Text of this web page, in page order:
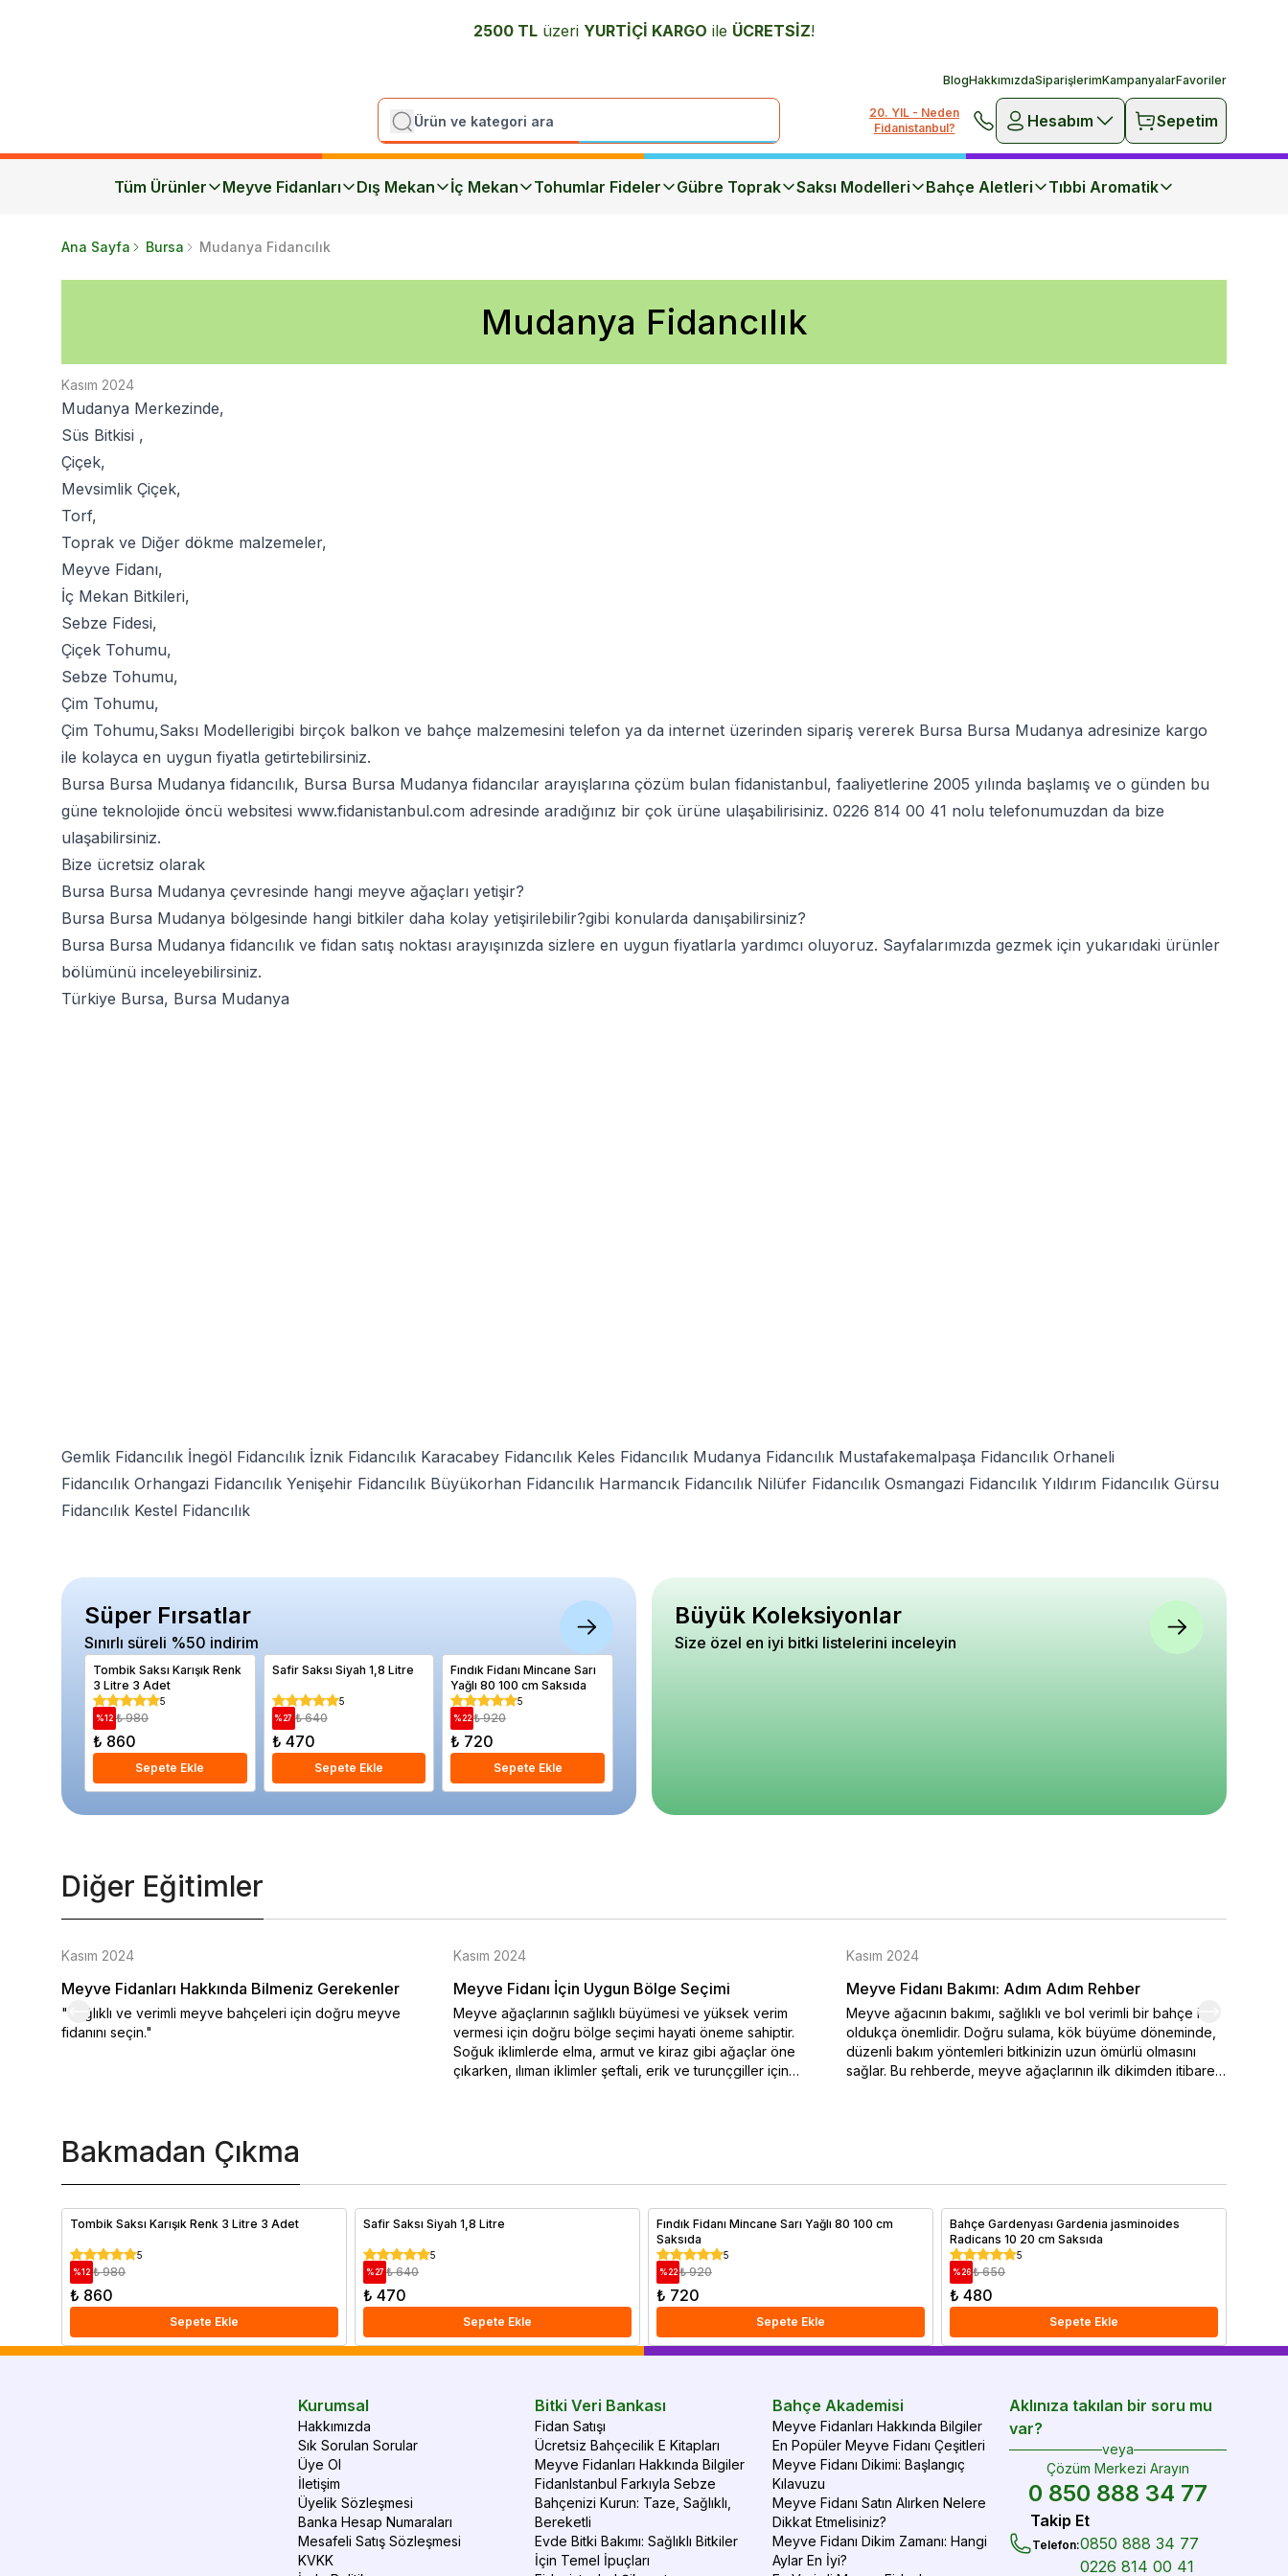
2500 TL üzeri YURTİÇİ KARGO ile ÜCRETSİZ!
BlogHakkımızdaSiparişlerimKampanyalarFavoriler
20. YIL - Neden
Fidanistanbul?
Hesabım Sepetim
Tüm Ürünler Meyve Fidanları Dış Mekan İç Mekan Tohumlar Fideler Gübre Toprak Saksı Modelleri Bahçe Aletleri Tıbbi Aromatik
Ana Sayfa Bursa Mudanya Fidancılık
Mudanya Fidancılık
Kasım 2024
Mudanya Merkezinde,
Süs Bitkisi ,
Çiçek,
Mevsimlik Çiçek,
Torf,
Toprak ve Diğer dökme malzemeler,
Meyve Fidanı,
İç Mekan Bitkileri,
Sebze Fidesi,
Çiçek Tohumu,
Sebze Tohumu,
Çim Tohumu,
Çim Tohumu,Saksı Modellerigibi birçok balkon ve bahçe malzemesini telefon ya da internet üzerinden sipariş vererek Bursa Bursa Mudanya adresinize kargo
ile kolayca en uygun fiyatla getirtebilirsiniz.
Bursa Bursa Mudanya fidancılık, Bursa Bursa Mudanya fidancılar arayışlarına çözüm bulan fidanistanbul, faaliyetlerine 2005 yılında başlamış ve o günden bu
güne teknolojide öncü websitesi www.fidanistanbul.com adresinde aradığınız bir çok ürüne ulaşabilirisiniz. 0226 814 00 41 nolu telefonumuzdan da bize
ulaşabilirsiniz.
Bize ücretsiz olarak
Bursa Bursa Mudanya çevresinde hangi meyve ağaçları yetişir?
Bursa Bursa Mudanya bölgesinde hangi bitkiler daha kolay yetişirilebilir?gibi konularda danışabilirsiniz?
Bursa Bursa Mudanya fidancılık ve fidan satış noktası arayışınızda sizlere en uygun fiyatlarla yardımcı oluyoruz. Sayfalarımızda gezmek için yukarıdaki ürünler
bölümünü inceleyebilirsiniz.
Türkiye Bursa, Bursa Mudanya
Gemlik Fidancılık İnegöl Fidancılık İznik Fidancılık Karacabey Fidancılık Keles Fidancılık Mudanya Fidancılık Mustafakemalpaşa Fidancılık Orhaneli
Fidancılık Orhangazi Fidancılık Yenişehir Fidancılık Büyükorhan Fidancılık Harmancık Fidancılık Nilüfer Fidancılık Osmangazi Fidancılık Yıldırım Fidancılık Gürsu
Fidancılık Kestel Fidancılık
Süper Fırsatlar
Sınırlı süreli %50 indirim
Tombik Saksı Karışık Renk
3 Litre 3 Adet
5
%12 ₺ 980
₺ 860
Sepete Ekle
Safir Saksı Siyah 1,8 Litre
5
%27 ₺ 640
₺ 470
Sepete Ekle
Fındık Fidanı Mincane Sarı
Yağlı 80 100 cm Saksıda
5
%22 ₺ 920
₺ 720
Sepete Ekle
Büyük Koleksiyonlar
Size özel en iyi bitki listelerini inceleyin
Diğer Eğitimler
Kasım 2024
Meyve Fidanları Hakkında Bilmeniz Gerekenler
"Sağlıklı ve verimli meyve bahçeleri için doğru meyve
fidanını seçin."
Kasım 2024
Meyve Fidanı İçin Uygun Bölge Seçimi
Meyve ağaçlarının sağlıklı büyümesi ve yüksek verim
vermesi için doğru bölge seçimi hayati öneme sahiptir.
Soğuk iklimlerde elma, armut ve kiraz gibi ağaçlar öne
çıkarken, ılıman iklimler şeftali, erik ve turunçgiller için
verimli ve sağlıklı meyve hasadı elde edebilirsiniz.
Kasım 2024
Meyve Fidanı Bakımı: Adım Adım Rehber
Meyve ağacının bakımı, sağlıklı ve bol verimli bir bahçe için
oldukça önemlidir. Doğru sulama, kök büyüme döneminde,
düzenli bakım yöntemleri bitkinizin uzun ömürlü olmasını
sağlar. Bu rehberde, meyve ağaçlarının ilk dikimden itibaren
almak için ipuçlarımızı hemen bitiriyoruz!
Bakmadan Çıkma
Tombik Saksı Karışık Renk 3 Litre 3 Adet
5
%12 ₺ 980
₺ 860
Sepete Ekle
Safir Saksı Siyah 1,8 Litre
5
%27 ₺ 640
₺ 470
Sepete Ekle
Fındık Fidanı Mincane Sarı Yağlı 80 100 cm
Saksıda
5
%22 ₺ 920
₺ 720
Sepete Ekle
Bahçe Gardenyası Gardenia jasminoides
Radicans 10 20 cm Saksıda
5
%26 ₺ 650
₺ 480
Sepete Ekle
Kurumsal
Hakkımızda
Sık Sorulan Sorular
Üye Ol
İletişim
Üyelik Sözleşmesi
Banka Hesap Numaraları
Mesafeli Satış Sözleşmesi
KVKK
Bitki Veri Bankası
Fidan Satışı
Ücretsiz Bahçecilik E Kitapları
Meyve Fidanları Hakkında Bilgiler
FidanIstanbul Farkıyla Sebze
Bahçenizi Kurun: Taze, Sağlıklı,
Bereketli
Evde Bitki Bakımı: Sağlıklı Bitkiler
İçin Temel İpuçları
Bahçe Akademisi
Meyve Fidanları Hakkında Bilgiler
En Popüler Meyve Fidanı Çeşitleri
Meyve Fidanı Dikimi: Başlangıç
Kılavuzu
Meyve Fidanı Satın Alırken Nelere
Dikkat Etmelisiniz?
Meyve Fidanı Dikim Zamanı: Hangi
Aylar En İyi?
Aklınıza takılan bir soru mu
var?
veya
Çözüm Merkezi Arayın
0 850 888 34 77
Takip Et
Telefon:0850 888 34 77
0226 814 00 41